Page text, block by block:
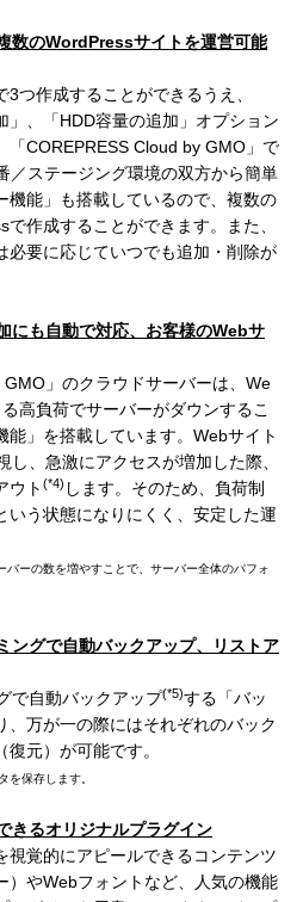
数のWordPressサイトを運営可能
つ作成することができるうえ、
」、「HDD容量の追加」オプション
「COREPRESS Cloud by GMO」で
／ステージング環境の双方から簡単
機能」も搭載しているので、複数の
作成することができます。また、
必要に応じていつでも追加・削除が
にも自動で対応、お客様のWebサ
」のクラウドサーバーは、We
高負荷でサーバーがダウンするこ
能」を搭載しています。Webサイト
、急激にアクセスが増加した際、
ウト (*4) します。そのため、負荷制
いう状態になりにくく、安定した運
ーの数を増やすことで、サーバー全体のパフォ
ングで自動バックアップ、リストア
で自動バックアップ(*5)する「バッ
、万が一の際にはそれぞれのバック
元）が可能です。
を保存します。
きるオリジナルプラグイン
視覚的にアピールできるコンテンツ
）やWebフォントなど、人気の機能